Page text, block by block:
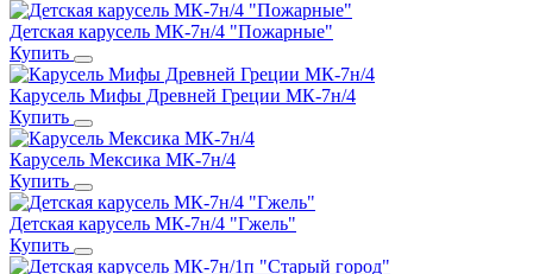
Детская карусель МК-7н/4 "Пожарные"
Купить
Карусель Мифы Древней Греции МК-7н/4
Купить
Карусель Мексика МК-7н/4
Купить
Детская карусель МК-7н/4 "Гжель"
Купить